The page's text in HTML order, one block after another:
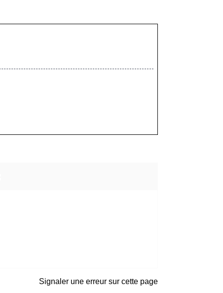
Signaler une erreur sur cette page